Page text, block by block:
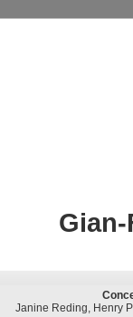
Janine Reding, Henry